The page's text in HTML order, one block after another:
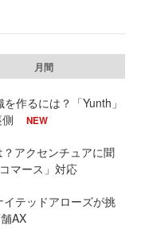
月間
作るには？「Yunth」
NEW
アクセンチュアに聞
マース」対応
イテッドアローズが挑
AX